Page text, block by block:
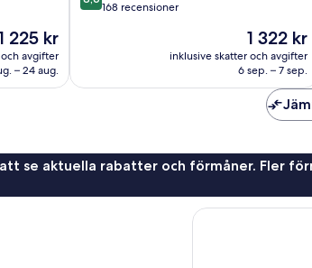
225 kr
225 kr
avgifter
– 24 aug.
av
168 recensioner
Priset
är
1 322 kr
1 322 kr
inklusive skatter och avgifter
6 sep. – 7 sep.
se aktuella rabatter och förmåner. Fler